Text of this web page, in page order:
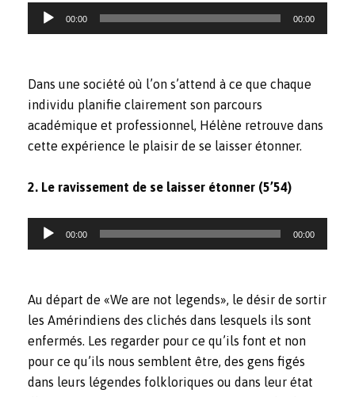
Reproductor
de
00:00 00:00
Dans une société où l’on s’attend à ce que chaque
individu planifie clairement son parcours
académique et professionnel, Hélène retrouve dans
cette expérience le plaisir de se laisser étonner.
2. Le ravissement de se laisser étonner (5’54)
Reproductor
de
00:00 00:00
Au départ de «We are not legends», le désir de sortir
les Amérindiens des clichés dans lesquels ils sont
enfermés. Les regarder pour ce qu’ils font et non
pour ce qu’ils nous semblent être, des gens figés
dans leurs légendes folkloriques ou dans leur état